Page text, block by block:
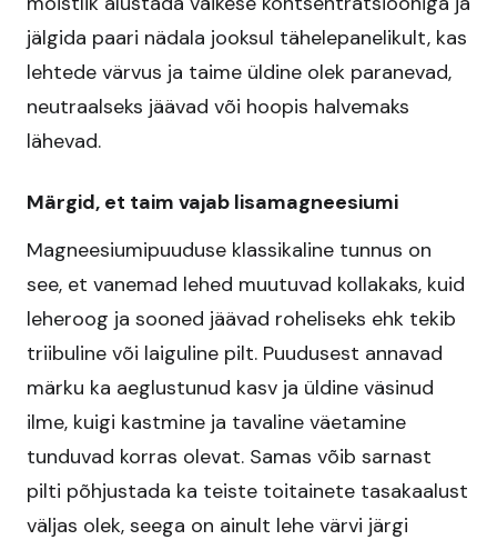
jälgida paari nädala jooksul tähelepanelikult, kas
lehtede värvus ja taime üldine olek paranevad,
neutraalseks jäävad või hoopis halvemaks
lähevad.
Märgid, et taim vajab lisamagneesiumi
Magneesiumipuuduse klassikaline tunnus on
see, et vanemad lehed muutuvad kollakaks, kuid
leheroog ja sooned jäävad roheliseks ehk tekib
triibuline või laiguline pilt. Puudusest annavad
märku ka aeglustunud kasv ja üldine väsinud
ilme, kuigi kastmine ja tavaline väetamine
tunduvad korras olevat. Samas võib sarnast
pilti põhjustada ka teiste toitainete tasakaalust
väljas olek, seega on ainult lehe värvi järgi